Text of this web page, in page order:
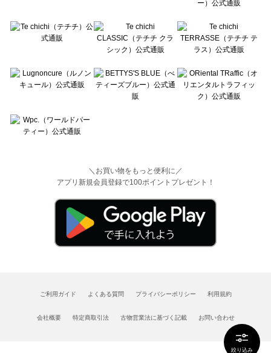
絞り込み
＼お買い物をもっと便利に／
アプリ新規会員登録で100ポイントプレゼント！
ご利用ガイド よくある質問 プライバシーポリシー 利用規約
会社概要 特定商取引法 古物営業法に基づく記載 お問い合わせ